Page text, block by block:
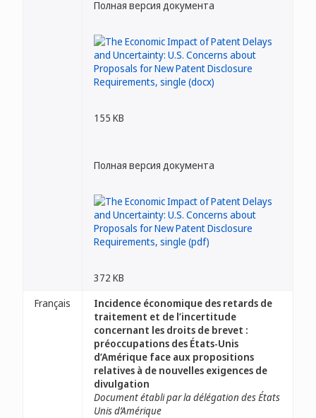
Полная версия документа
155 KB
Полная версия документа
372 KB
Français
Incidence économique des retards de
traitement et de l’incertitude
concernant les droits de brevet :
préoccupations des États-Unis
d’Amérique face aux propositions
relatives à de nouvelles exigences de
divulgation
Document établi par la délégation des États
Unis d’Amérique